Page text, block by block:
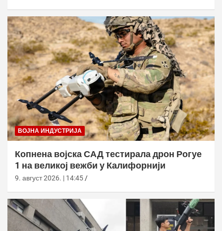
ВОЈНА ИНДУСТРИЈА
Копнена војска САД тестирала дрон Рогуе
1 на великој вежби у Калифорнији
9. август 2026. | 14:45